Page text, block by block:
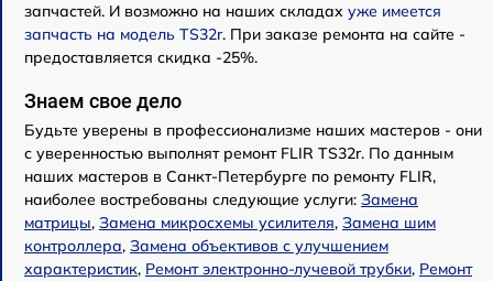
запчастей. И возможно на наших складах уже имеется
запчасть на модель TS32r. При заказе ремонта на сайте -
предоставляется скидка -25%.
Знаем свое дело
Будьте уверены в профессионализме наших мастеров - они
с уверенностью выполнят ремонт FLIR TS32r. По данным
наших мастеров в Санкт-Петербурге по ремонту FLIR,
наиболее востребованы следующие услуги: Замена
матрицы, Замена микросхемы усилителя, Замена шим
контроллера, Замена объективов с улучшением
характеристик, Ремонт электронно-лучевой трубки, Ремонт